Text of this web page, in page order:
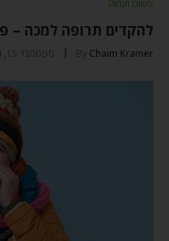
פשוט ועמוק
להקדים תרופה למכה –
ByChaim Kramer ספטמבר 15, 2024